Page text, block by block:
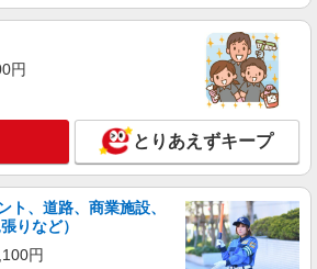
・。○。・゜+゜・。○。・゜+゜
詳細を見る
給1400円〜1450円（経験・能力による） ※
支給 ★交通費別途支給（規定あり） ゜
。○。・゜+゜・。○。・゜+゜ 入社祝い金10
有) お友達を紹介頂くと, インセンテ
) ★月2回払い・週払い可能（規程
★ ゜・。○。・゜+゜・。○。・゜+゜
本県熊本市中央区の家電量販店
詳細を見る
円
とりあえずキープ
ト、道路、商業施設、
りなど）
円